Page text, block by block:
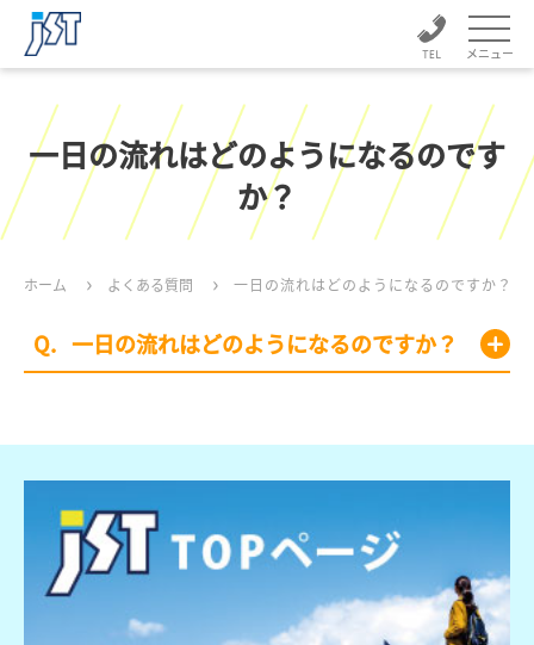
メニュー
一日の流れはどのようになるのです
か？
ホーム よくある質問 一日の流れはどのようになるのですか？
一日の流れはどのようになるのですか？